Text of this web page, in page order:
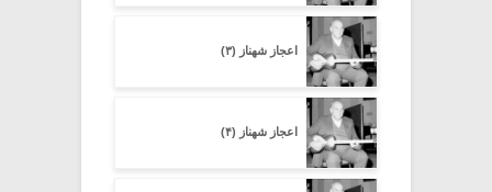
اعجاز شهناز (۳)
اعجاز شهناز (۴)